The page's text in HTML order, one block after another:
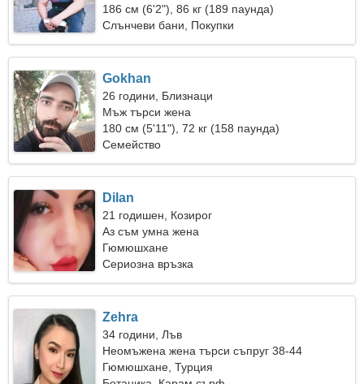
186 см (6'2"), 86 кг (189 паунда)
Слънчеви бани, Покупки
Gokhan
26 години, Близнаци
Мъж търси жена
180 см (5'11"), 72 кг (158 паунда)
Семейство
Dilan
21 годишен, Козирог
Аз съм умна жена
Гюмюшхане
Сериозна връзка
Zehra
34 години, Лъв
Неомъжена жена търси съпруг 38-44
Гюмюшхане, Турция